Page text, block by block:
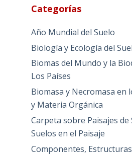
Categorías
Año Mundial del Suelo
Biología y Ecología del
Biomas del Mundo y la
Los Países
Biomasa y Necromasa en
y Materia Orgánica
Carpeta sobre Paisajes de
Suelos en el Paisaje
Componentes,